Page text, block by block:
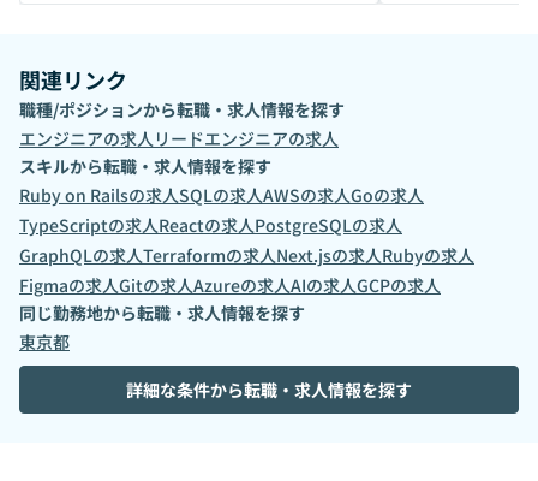
関連リンク
職種/ポジションから転職・求人情報を探す
エンジニアの求人リードエンジニアの求人
スキルから転職・求人情報を探す
Ruby on Railsの求人SQLの求人AWSの求人Goの求人
TypeScriptの求人Reactの求人PostgreSQLの求人
GraphQLの求人Terraformの求人Next.jsの求人Rubyの求人
Figmaの求人Gitの求人Azureの求人AIの求人GCPの求人
同じ勤務地から転職・求人情報を探す
東京都
詳細な条件から転職・求人情報を探す